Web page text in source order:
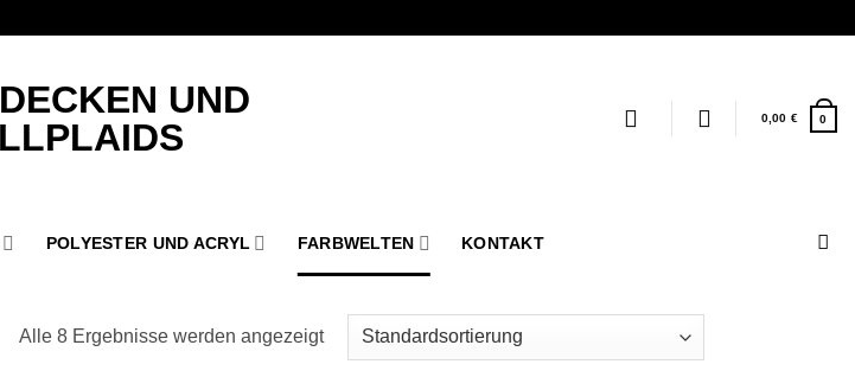
0,00 € 0
POLYESTER UND ACRYL FARBWELTEN KONTAKT
Alle 8 Ergebnisse werden angezeigt